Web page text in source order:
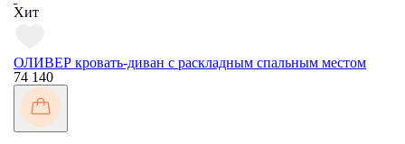
Хит
ОЛИВЕР кровать-диван с раскладным спальным местом
74 140